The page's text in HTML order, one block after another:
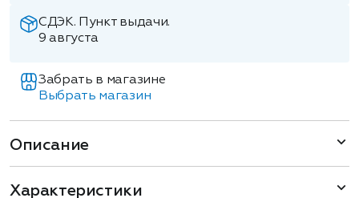
СДЭК. Пункт выдачи.
9 августа
Забрать в магазине
Выбрать магазин
Описание
Характеристики